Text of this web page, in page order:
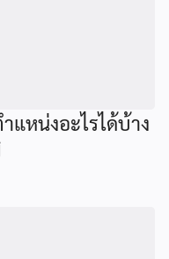
หน่งอะไรได้บ้าง